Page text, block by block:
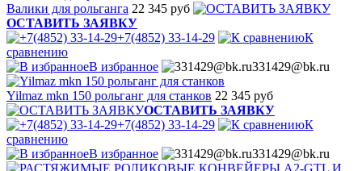
Валики для рольганга 22 345 руб
ОСТАВИТЬ ЗАЯВКУ
+7(4852) 33-14-29
К
сравнению
В избранное
331429@bk.ru
Yilmaz mkn 150 рольганг для станков 22 345 руб
ОСТАВИТЬ ЗАЯВКУ
+7(4852) 33-14-29
К
сравнению
В избранное
331429@bk.ru